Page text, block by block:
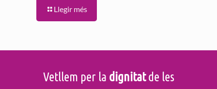
Llegir més
Vetllem per la dignitatde les